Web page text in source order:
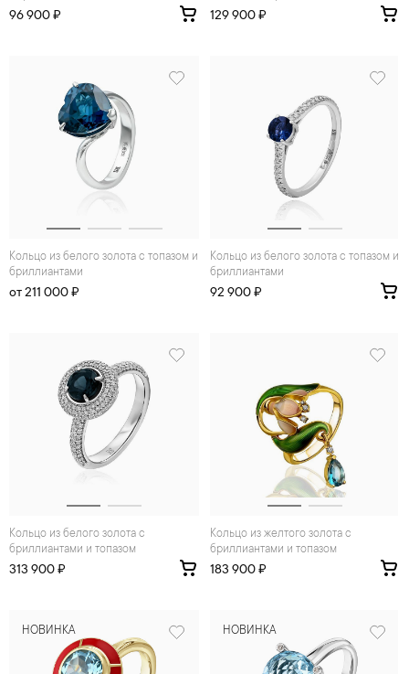
96 900 ₽ 129 900 ₽
Кольцо из белого золота с топазом и
бриллиантами
от 211 000 ₽
Кольцо из белого золота с топазом и
бриллиантами
92 900 ₽
Кольцо из белого золота с
бриллиантами и топазом
313 900 ₽
Кольцо из желтого золота с
бриллиантами и топазом
183 900 ₽
НОВИНКА НОВИНКА